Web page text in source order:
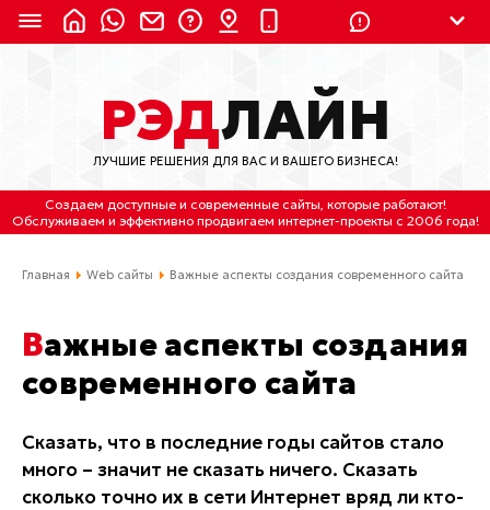
8 (800) 550-9899 (с 2:30 до 11:30 по
Мск)
Бесплатно по России
(4212) 658-653
(4212) 637-673
Отдельный вход \ Левый торец здания
Пн-пт. с 9:30 до 18:30 (по Хбк)
info@lred.ru
Все контакты
РЭДЛАЙН
ЛУЧШИЕ РЕШЕНИЯ ДЛЯ ВАС И ВАШЕГО БИЗНЕСА!
Создаем доступные и современные сайты, которые работают!
Обслуживаем и эффективно продвигаем интернет-проекты с 2006 года!
Главная Web сайты Важные аспекты создания современного сайта
Важные аспекты создания
современного сайта
Сказать, что в последние годы сайтов стало
много – значит не сказать ничего. Сказать
сколько точно их в сети Интернет вряд ли кто-